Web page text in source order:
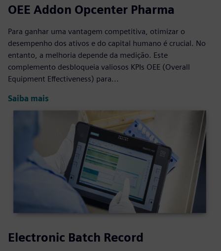
OEE Addon Opcenter Pharma
Para ganhar uma vantagem competitiva, otimizar o
desempenho dos ativos e do capital humano é crucial. No
entanto, a melhoria depende da medição. Este
complemento desbloqueia valiosos KPIs OEE (Overall
Equipment Effectiveness) para...
Saiba mais
Electronic Batch Record